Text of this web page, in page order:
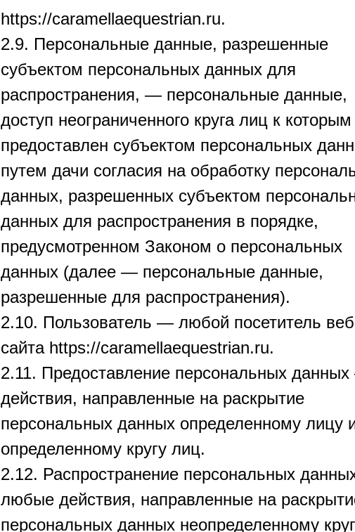
https://caramellaequestrian.ru.
2.9. Персональные данные, разрешенные
субъектом персональных данных для
распространения, — персональные данные,
доступ неограниченного круга лиц к которым
предоставлен субъектом персональных
путем дачи согласия на обработку
данных, разрешенных субъектом
данных для распространения в порядке,
предусмотренном Законом о персональных
данных (далее — персональные данные,
разрешенные для распространения).
2.10. Пользователь — любой посетитель
сайта https://caramellaequestrian.ru.
2.11. Предоставление персональных
действия, направленные на раскрытие
персональных данных определенному лицу
определенному кругу лиц.
2.12. Распространение персональных
любые действия, направленные на
персональных данных неопределенному